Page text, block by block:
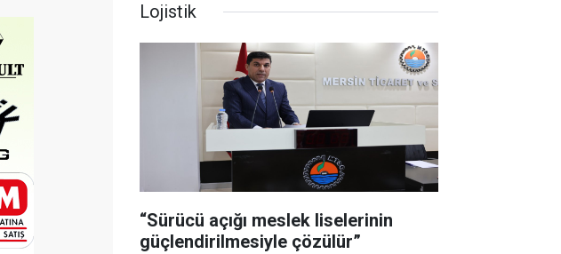
Lojistik
“Sürücü açığı meslek liselerinin
güçlendirilmesiyle çözülür”